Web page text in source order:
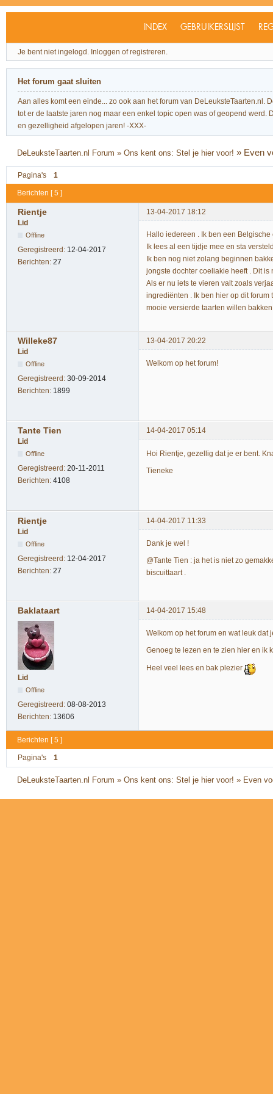
INDEX GEBRUIKERSLIJST
Je bent niet ingelogd. Inloggen of registreren.
Het forum gaat sluiten
Aan alles komt een einde... zo ook aan het forum van
tot er de laatste jaren nog maar een enkel topic open was of geopend
en gezelligheid afgelopen jaren! -XXX-
DeLeuksteTaarten.nl Forum »Ons kent ons: Stel je hier voor! » Even
Pagina's 1
Berichten [ 5 ]
Rientje
13-04-2017 18:12
Lid
Offline
Geregistreerd: 12-04-2017
Berichten: 27
Hallo iedereen . Ik ben een
Ik lees al een tijdje mee en sta
Ik ben nog niet zolang beginnen
jongste dochter coeliakie heeft . Dit
Als er nu iets te vieren valt zoals
ingrediënten . Ik ben hier op dit
mooie versierde taarten willen
Willeke87
13-04-2017 20:22
Lid
Offline
Geregistreerd: 30-09-2014
Berichten: 1899
Welkom op het forum!
Tante Tien
14-04-2017 05:14
Lid
Offline
Geregistreerd: 20-11-2011
Berichten: 4108
Hoi Rientje, gezellig dat je er bent.
Tieneke
Rientje
14-04-2017 11:33
Lid
Offline
Geregistreerd: 12-04-2017
Berichten: 27
Dank je wel !
@Tante Tien : ja het is niet zo
biscuittaart .
Baklataart 14-04-2017 15:48
Lid
Offline
Geregistreerd: 08-08-2013
Berichten: 13606
Welkom op het forum en wat leuk
Genoeg te lezen en te zien hier en ik
Heel veel lees en bak plezier
Berichten [ 5 ]
Pagina's 1
DeLeuksteTaarten.nl Forum »Ons kent ons: Stel je hier voor! » Even